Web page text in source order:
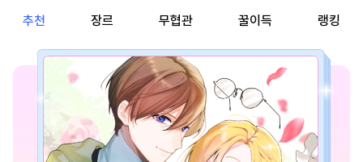
추천 장르 무협관 꿀이득 랭킹